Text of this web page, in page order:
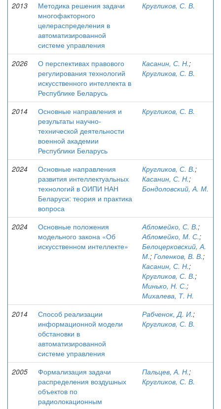
2013
Методика решения задачи
многофакторного
целераспределения в
автоматизированной
системе управления
Кругликов, С. В.
2026
О перспективах правового
регулирования технологий
искусственного интеллекта в
Республике Беларусь
Касанин, С. Н.;
Кругликов, С. В.
2014
Основные направления и
результаты научно-
технической деятельности
военной академии
Республики Беларусь
Кругликов, С. В.
2024
Основные направления
развития интеллектуальных
технологий в ОИПИ НАН
Беларуси: теория и практика
вопроса
Кругликов, С. В.;
Касанин, С. Н.;
Бондоловский, А. М.
2024
Основные положения
модельного закона «Об
искусственном интеллекте»
Абломейко, С. В.;
Абломейко, М. С.;
Белоцерковский, А.
М.; Голенков, В. В.;
Касанин, С. Н.;
Кругликов, С. В.;
Минько, Н. С.;
Михалева, Т. Н.
2014
Способ реализации
информационной модели
обстановки в
автоматизированной
системе управления
Рабченок, Д. И.;
Кругликов, С. В.
2005
Формализация задачи
распределения воздушных
объектов по
радиолокационным
Пальцев, А. Н.;
Кругликов, С. В.